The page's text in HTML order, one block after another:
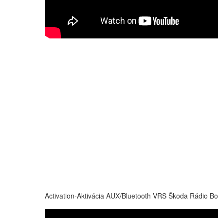
Activation-Aktivácia AUX/Bluetooth VRS Škoda Rádio